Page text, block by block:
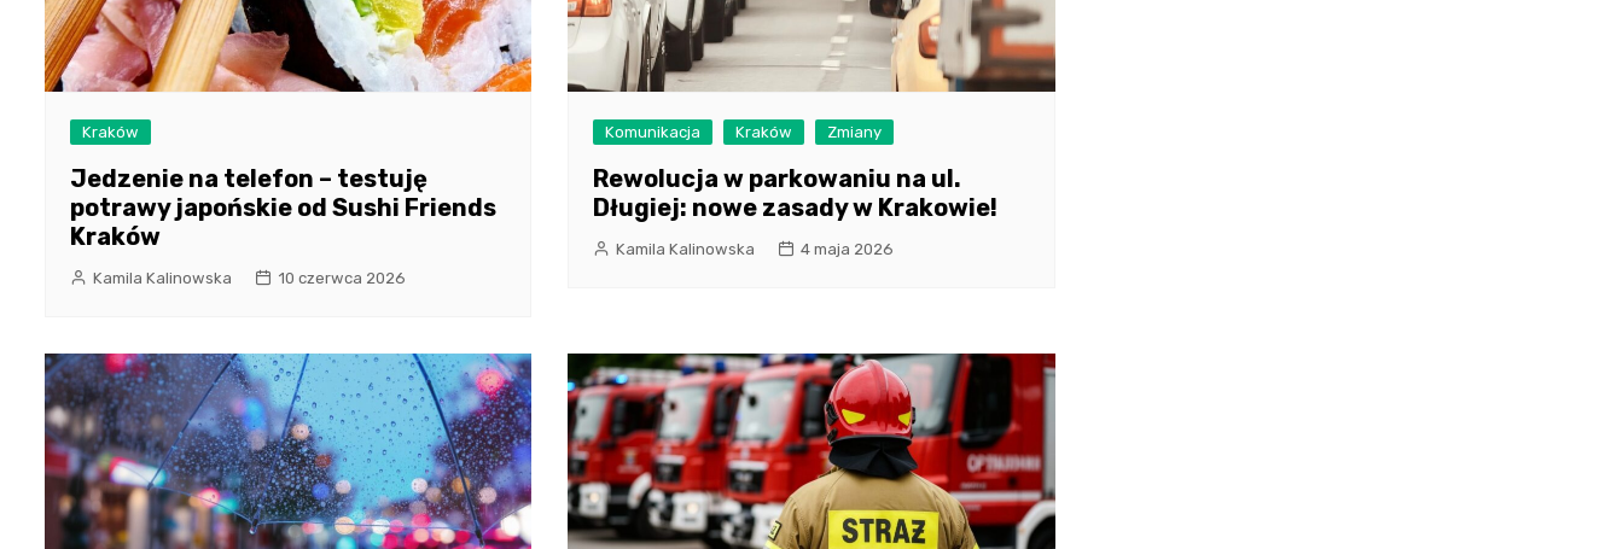
Kraków
Jedzenie na telefon – testuję
potrawy japońskie od Sushi Friends
Kraków
Kamila Kalinowska 10 czerwca 2026
Komunikacja Kraków Zmiany
Rewolucja w parkowaniu na ul.
Długiej: nowe zasady w Krakowie!
Kamila Kalinowska 4 maja 2026